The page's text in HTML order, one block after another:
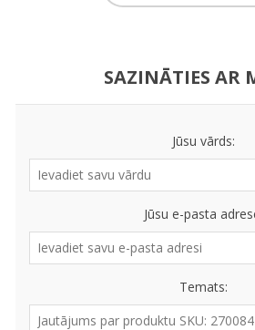
SAZINĀTIES AR
Jūsu vārds:
Jūsu e-pasta
Temats: